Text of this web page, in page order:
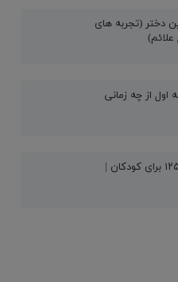
دختر (تجربه های
علائم)
اول از چه زمانی
شیاف استامینوفن ۱۲۵ برای کودکان |